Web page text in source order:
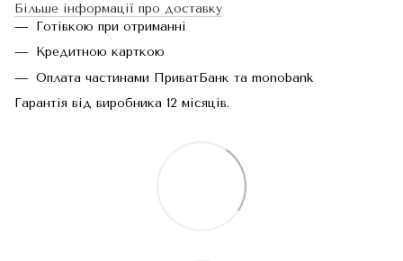
Більше інформації про доставку
Готівкою при отриманні
Кредитною карткою
Оплата частинами ПриватБанк та monobank
Гарантія від виробника 12 місяців.